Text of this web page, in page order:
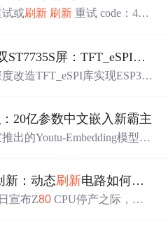
或刷新 刷新 重试 code：440
ESP32-C3 单SPI驱动双ST7735S屏：TFT_eSPI库深度改造与LVGL拼接实战
改造TFT_eSPI库实现ESP32-
问题，提升显示效率与稳定
：20亿参数中文嵌入新霸主
出的Youtu-Embedding模型以
Text Embedding）作为语义理
新：动态刷新电路如何重塑经典CPU架构
宣布Z80 CPU停产之际，开